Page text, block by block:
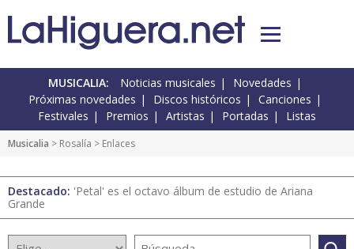
MUSICALIA: Noticias musicales
Novedades
Próximas novedades
Discos históricos
Canciones
Festivales
Premios Artistas Portadas Listas
Musicalia > Rosalía > Enlaces
Destacado: 'Petal' es el octavo álbum de estudio de Ariana
Grande